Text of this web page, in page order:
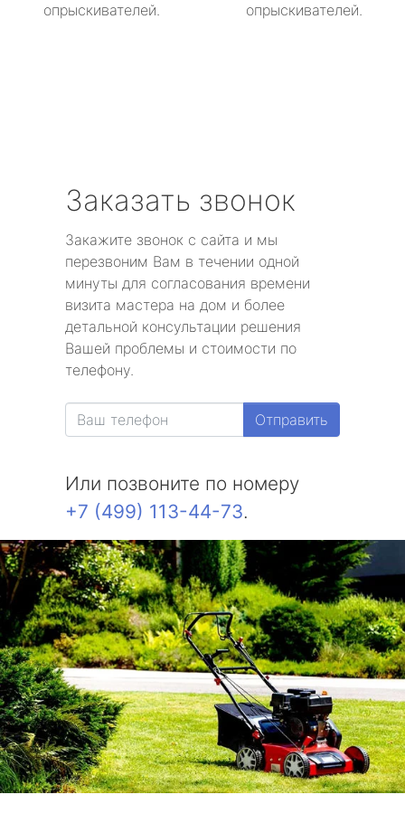
опрыскивателей.
опрыскивателей.
Заказать звонок
Закажите звонок с сайта и мы
перезвоним Вам в течении одной
минуты для согласования времени
визита мастера на дом и более
детальной консультации решения
Вашей проблемы и стоимости по
телефону.
Отправить
Или позвоните по номеру
+7 (499) 113-44-73.